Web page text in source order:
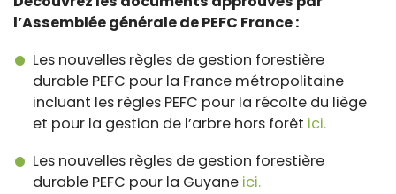
l’Assemblée générale de PEFC France :
Les nouvelles règles de gestion forestière
durable PEFC pour la France métropolitaine
incluant les règles PEFC pour la récolte du liège
et pour la gestion de l’arbre hors forêt ici.
Les nouvelles règles de gestion forestière
durable PEFC pour la Guyane ici.